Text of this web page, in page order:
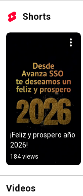
Shorts
¡Feliz y prospero año
2026!
184 views
Videos